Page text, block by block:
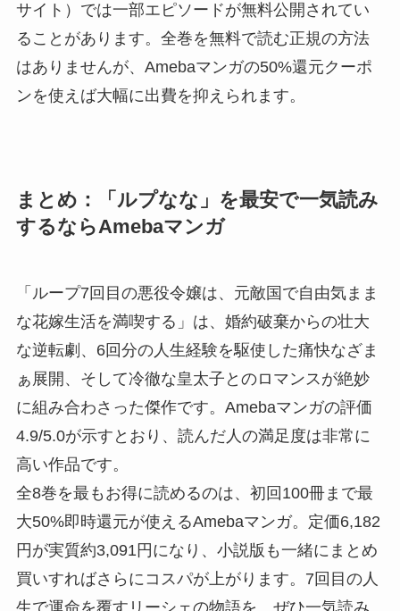
サイト）では一部エピソードが無料公開されてい
ることがあります。全巻を無料で読む正規の方法
はありませんが、Amebaマンガの50%還元クーポ
ンを使えば大幅に出費を抑えられます。
まとめ：「ルプなな」を最安で一気読み
するならAmebaマンガ
「ループ7回目の悪役令嬢は、元敵国で自由気まま
な花嫁生活を満喫する」は、婚約破棄からの壮大
な逆転劇、6回分の人生経験を駆使した痛快なざま
ぁ展開、そして冷徹な皇太子とのロマンスが絶妙
に組み合わさった傑作です。Amebaマンガの評価
4.9/5.0が示すとおり、読んだ人の満足度は非常に
高い作品です。
全8巻を最もお得に読めるのは、初回100冊まで最
大50%即時還元が使えるAmebaマンガ。定価6,182
円が実質約3,091円になり、小説版も一緒にまとめ
買いすればさらにコスパが上がります。7回目の人